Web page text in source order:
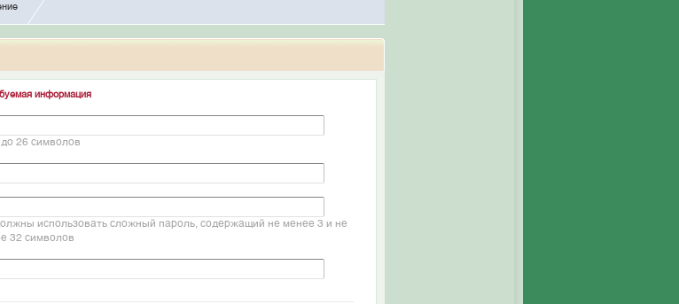
информация
26 символов
использовать сложный пароль, содержащий не менее 3 и не
32 символов